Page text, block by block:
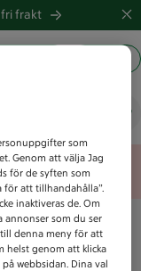
frakt
som
Genom att välja Jag
för de syften som
för att tillhandahålla”.
inaktiveras de. Om
annonser som du ser
denna meny för att
helst genom att klicka
webbsidan. Dina val